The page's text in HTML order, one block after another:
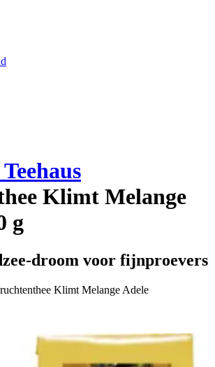
Klimt Melange
g
droom voor fijnproevers
Klimt Melange Adele